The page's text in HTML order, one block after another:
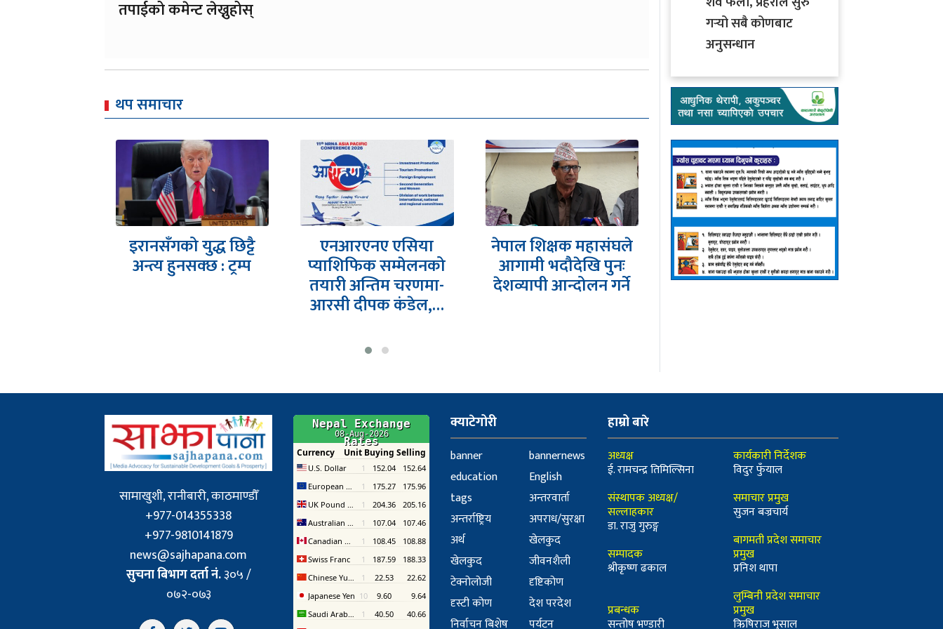
तपाईको कमेन्ट लेख्नुहोस्
थप समाचार
एनआरएनए एसिया
प्याशिफिक सम्मेलनको
तयारी अन्तिम चरणमा-
नेपाल शिक्षक महासंघले
आगामी भदौदेखि पुनः
देशव्यापी आन्दोलन गर्ने
शेरबहादुर देउवामाथि
धरपकड गरे प्रतिरोधमा
उत्रने चेतावनी
इरानसँगको युद्ध छिट्टै
अन्त्य हुनसक्छ : ट्रम्प
गर्‍यो सबै कोणबाट
अनुसन्धान
सामाखुशी, रानीबारी, काठमाण्डौँ
+977-014355338
+977-9810141879
news@sajhapana.com
सुचना बिभाग दर्ता नं.३०५ /
०७२-०७३
क्याटेगोरी
banner
bannernews
education
English
tags
अन्तरवार्ता
अन्तर्राष्ट्रिय
अपराध/सुरक्षा
अर्थ
खेलकुद
खेलकुद
जीवनशैली
टेक्नोलोजी
दृष्टिकोण
दृस्टी कोण
देश परदेश
निर्वाचन बिशेष
पर्यटन
हाम्रो बारे
अध्यक्ष
ई. रामचन्द्र तिमिल्सिना
संस्थापक अध्यक्ष/
सल्लाहकार
डा. राजु गुरुङ्ग
सम्पादक
श्रीकृष्ण ढकाल
प्रबन्धक
सन्तोष भण्डारी
कार्यकारी निर्देशक
विदुर फुँयाल
समाचार प्रमुख
सुजन बज्रचार्य
बागमती प्रदेश समाचार
प्रमुख
प्रनिश थापा
लुम्बिनी प्रदेश समाचार
प्रमुख
ऋिषिराज भुसाल